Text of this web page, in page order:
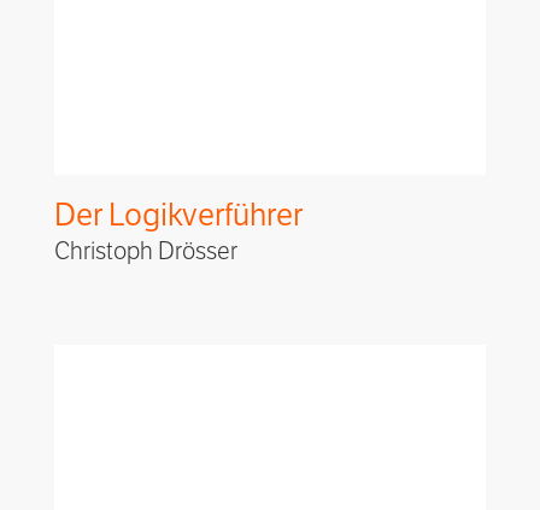
Der Logikverführer
Christoph Drösser